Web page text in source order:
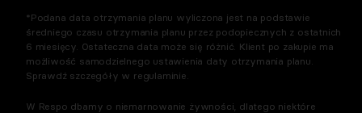
*Podana data otrzymania planu wyliczona jest na podstawie
średniego czasu otrzymania planu przez podopiecznych z ostatnich
6 miesięcy. Ostateczna data może się różnić. Klient po zakupie ma
możliwość samodzielnego ustawienia daty otrzymania planu.
Sprawdź szczegóły w regulaminie.
W Respo dbamy o niemarnowanie żywności, dlatego niektóre